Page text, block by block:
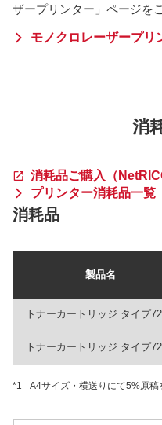
ザープリンター」ページを
モノクロレーザープリ
消
消耗品ご購入（
プリンター消耗品一覧
消耗品
製品名
トナーカートリッジ タイプ
トナーカートリッジ タイプ
*1 A4サイズ・横送りにて5%原稿